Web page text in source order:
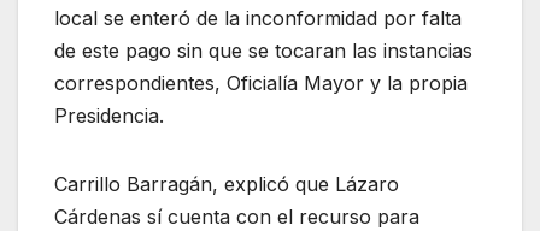
local se enteró de la inconformidad por falta
de este pago sin que se tocaran las instancias
correspondientes, Oficialía Mayor y la propia
Presidencia.
Carrillo Barragán, explicó que Lázaro
Cárdenas sí cuenta con el recurso para